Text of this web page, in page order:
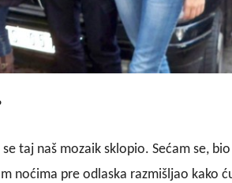
taj naš mozaik sklopio. Sećam se,
noćima pre odlaska razmišljao kako